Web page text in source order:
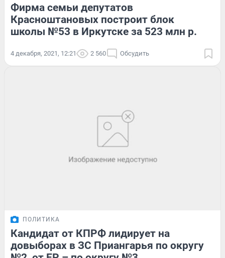
Фирма семьи депутатов
Красноштановых построит блок
школы №53 в Иркутске за 523 млн р.
4 декабря, 2021, 12:21 2 560 Обсудить
ПОЛИТИКА
Кандидат от КПРФ лидирует на
довыборах в ЗС Приангарья по округу